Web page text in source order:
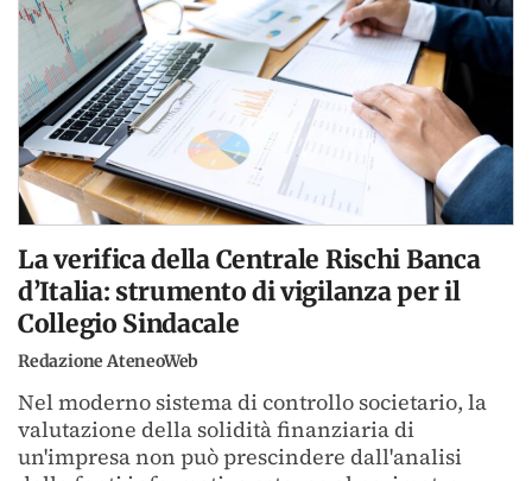
La verifica della Centrale Rischi Banca
d’Italia: strumento di vigilanza per il
Collegio Sindacale
Redazione AteneoWeb
Nel moderno sistema di controllo societario, la
valutazione della solidità finanziaria di
un'impresa non può prescindere dall'analisi